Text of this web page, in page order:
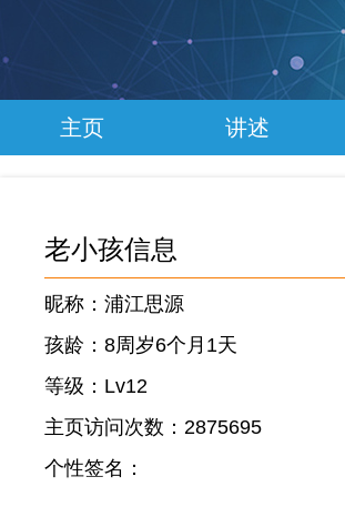
主页 讲述
老小孩信息
昵称：浦江思源
孩龄：8周岁6个月1天
等级：Lv12
主页访问次数：2875695
个性签名：